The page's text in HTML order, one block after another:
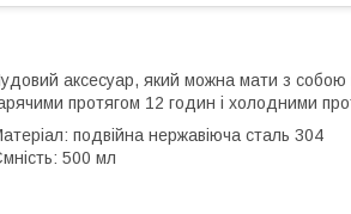
аксесуар, який можна мати з собою
протягом 12 годин і холодними
подвійна нержавіюча сталь 304
500 мл